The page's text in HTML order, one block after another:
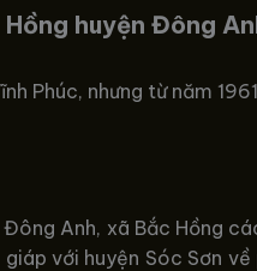
huyện Đông
Phúc, nhưng từ năm
Anh, xã Bắc Hồng
với huyện Sóc Sơn